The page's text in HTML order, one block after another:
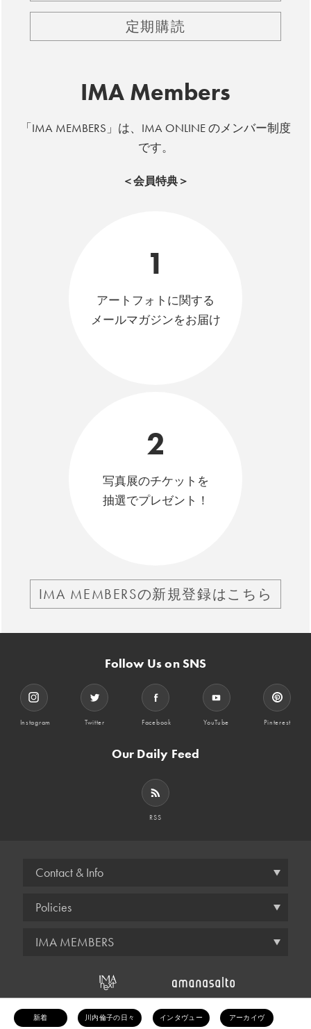
定期購読
IMA Members
「IMA MEMBERS」は、IMA ONLINE のメンバー制度
です。
＜会員特典＞
1
アートフォトに関する
メールマガジンをお届け
2
写真展のチケットを
抽選でプレゼント！
IMA MEMBERSの新規登録はこちら
Follow Us on SNS
Instagram Twitter Facebook YouTube Pinterest
Our Daily Feed
RSS
Contact & Info
Policies
IMA MEMBERS
© amana inc.
新着 川内倫子の日々 インタヴュー アーカイヴ